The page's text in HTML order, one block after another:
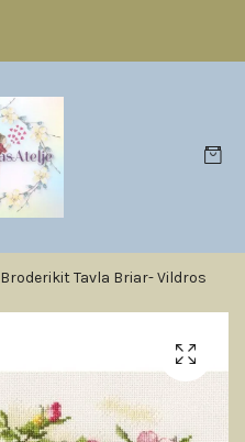
Broderikit Tavla Briar- Vildros